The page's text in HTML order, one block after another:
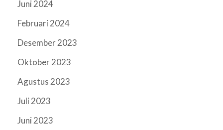
Juni 2024
Februari 2024
Desember 2023
Oktober 2023
Agustus 2023
Juli 2023
Juni 2023